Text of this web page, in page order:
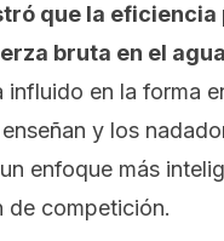
que la eficiencia
bruta en el
influido en la forma
y los
enfoque más
de competición.